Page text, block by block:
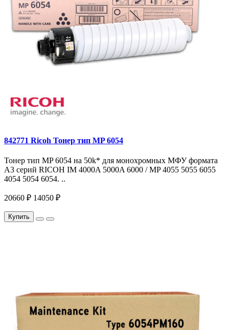
842771 Ricoh Тонер тип MP 6054
Тонер тип MP 6054 на 50k* для монохромных МФУ формата
A3 серий RICOH IM 4000A 5000A 6000 / MP 4055 5055 6055
4054 5054 6054. ..
20660 ₽ 14050 ₽
Купить